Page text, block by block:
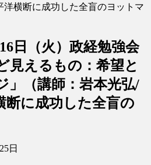
洋横断に成功した全盲のヨットマ
日（火）政経勉強会
見えるもの：希望と
」（講師：岩本光弘/
断に成功した全盲の
日